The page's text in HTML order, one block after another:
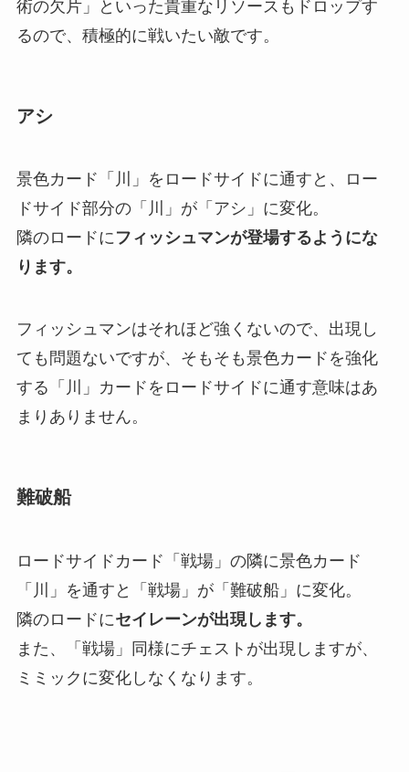
術の欠片」といった貴重なリソースもドロップす
るので、積極的に戦いたい敵です。
アシ
景色カード「川」をロードサイドに通すと、ロー
ドサイド部分の「川」が「アシ」に変化。
隣のロードにフィッシュマンが登場するようにな
ります。
フィッシュマンはそれほど強くないので、出現し
ても問題ないですが、そもそも景色カードを強化
する「川」カードをロードサイドに通す意味はあ
まりありません。
難破船
ロードサイドカード「戦場」の隣に景色カード
「川」を通すと「戦場」が「難破船」に変化。
隣のロードにセイレーンが出現します。
また、「戦場」同様にチェストが出現しますが、
ミミックに変化しなくなります。